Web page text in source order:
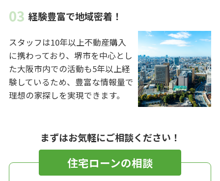
経験豊富で地域密着！
スタッフは10年以上不動産購入
に携わっており、堺市を中心とし
た大阪市内での活動も5年以上経
験しているため、豊富な情報量で
理想の家探しを実現できます。
まずはお気軽にご相談ください！
住宅ローンの相談